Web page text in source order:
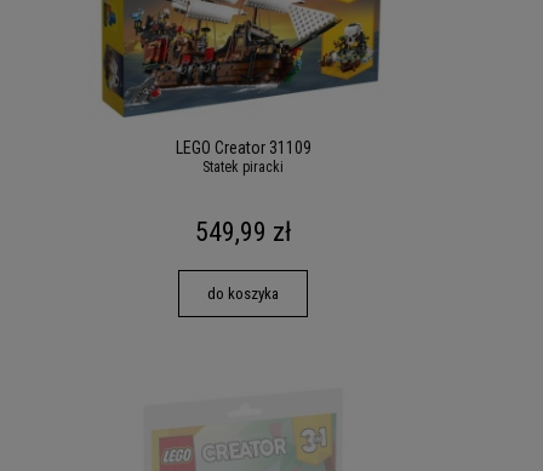
LEGO Creator 31109
Statek piracki
549,99 zł
do koszyka